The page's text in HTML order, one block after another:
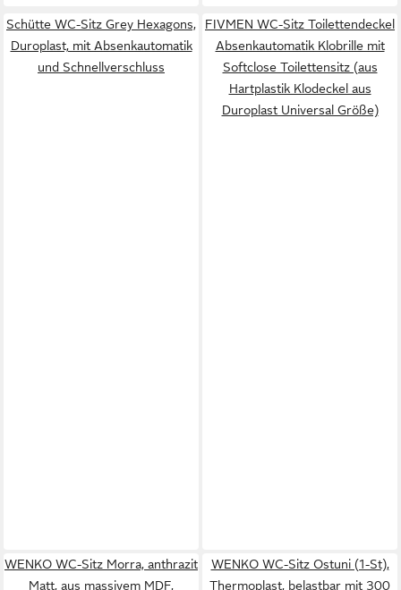
Schütte WC-Sitz Grey Hexagons,
Duroplast, mit Absenkautomatik
und Schnellverschluss
FIVMEN WC-Sitz Toilettendeckel
Absenkautomatik Klobrille mit
Softclose Toilettensitz (aus
Hartplastik Klodeckel aus
Duroplast Universal Größe)
WENKO WC-Sitz Morra, anthrazit
Matt, aus massivem MDF,
WENKO WC-Sitz Ostuni (1-St),
Thermoplast, belastbar mit 300